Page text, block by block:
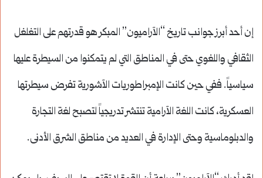
إن أحد أبرز جوانب تاريخ “الآراميون” المبكر هو قدرتهم على التغلغل
الثقافي واللغوي حتى في المناطق التي لم يتمكنوا من السيطرة عليها
سياسياً. ففي حين كانت الإمبراطوريات الآشورية تفرض سيطرتها
العسكرية، كانت اللغة الآرامية تنتشر تدريجياً لتصبح لغة التجارة
والدبلوماسية وحتى الإدارة في العديد من مناطق الشرق الأدنى.